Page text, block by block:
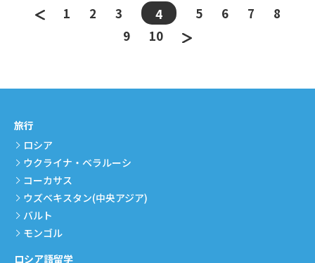
1 2 3 4 5 6 7
8
9
10
旅行
ロシア
ウクライナ・ベラルーシ
コーカサス
ウズベキスタン(中央アジア)
バルト
モンゴル
ロシア語留学